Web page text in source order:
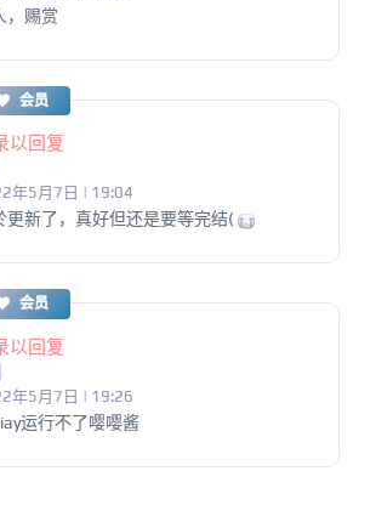
，赐赏
会员
以回复
年5月7日 | 19:04
更新了，真好但还是要等完结(
会员
以回复
年5月7日 | 19:26
运行不了嘤嘤酱